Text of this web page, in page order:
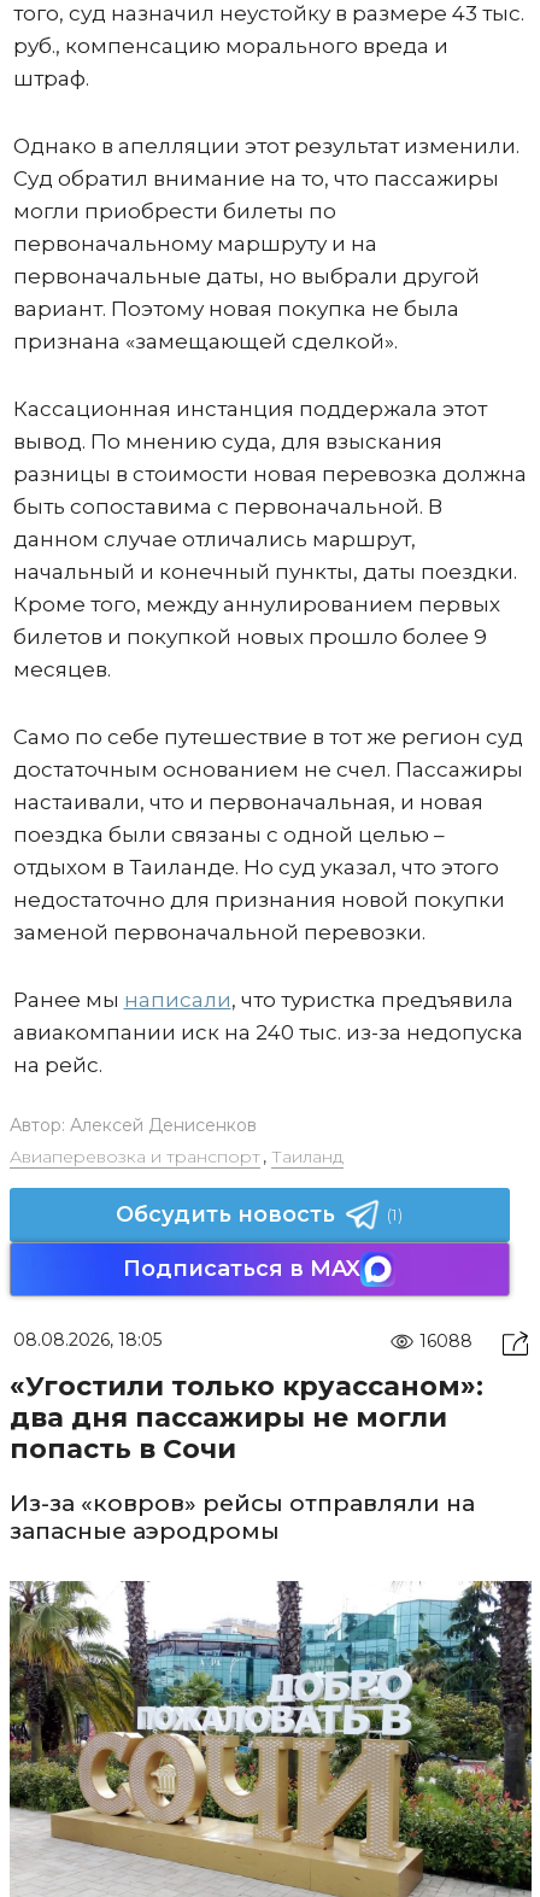
того, суд назначил неустойку в размере 43 тыс.
руб., компенсацию морального вреда и
штраф.
Однако в апелляции этот результат изменили.
Суд обратил внимание на то, что пассажиры
могли приобрести билеты по
первоначальному маршруту и на
первоначальные даты, но выбрали другой
вариант. Поэтому новая покупка не была
признана «замещающей сделкой».
Кассационная инстанция поддержала этот
вывод. По мнению суда, для взыскания
разницы в стоимости новая перевозка должна
быть сопоставима с первоначальной. В
данном случае отличались маршрут,
начальный и конечный пункты, даты поездки.
Кроме того, между аннулированием первых
билетов и покупкой новых прошло более 9
месяцев.
Само по себе путешествие в тот же регион суд
достаточным основанием не счел. Пассажиры
настаивали, что и первоначальная, и новая
поездка были связаны с одной целью –
отдыхом в Таиланде. Но суд указал, что этого
недостаточно для признания новой покупки
заменой первоначальной перевозки.
Ранее мы написали, что туристка предъявила
авиакомпании иск на 240 тыс. из-за недопуска
на рейс.
Автор: Алексей Денисенков
Авиаперевозка и транспорт, Таиланд
Обсудить новость (1)
Подписаться в MAX
08.08.2026, 18:05 16088
«Угостили только круассаном»:
два дня пассажиры не могли
попасть в Сочи
Из-за «ковров» рейсы отправляли на
запасные аэродромы